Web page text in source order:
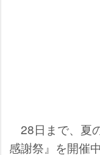
28日まで、夏
感謝祭』を開催